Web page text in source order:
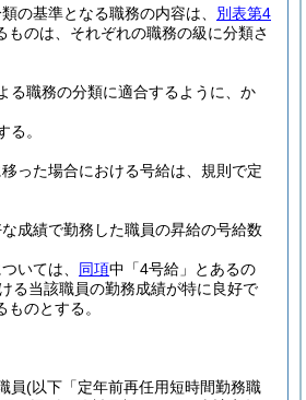
の基準となる職務の内容は、 別表第4
のは、それぞれの職務の級に分類さ
る職務の分類に適合するように、か
る。
った場合における号給は、規則で定
成績で勤務した職員の昇給の号給数
いては、 同項中「4号給」とあるの
る当該職員の勤務成績が特に良好で
のとする。
員(以下「定年前再任用短時間勤務職